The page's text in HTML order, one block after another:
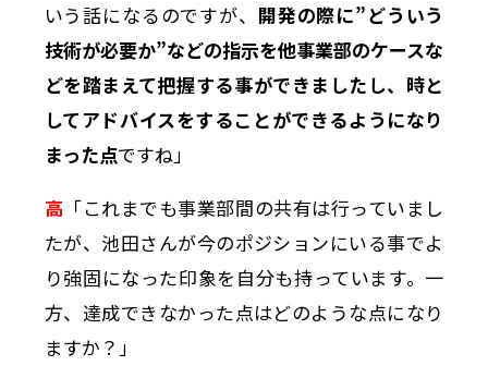
いう話になるのですが、 開発の際に”どういう
技術が必要か”などの指示を他事業部のケースな
どを踏まえて把握する事ができましたし、時と
してアドバイスをすることができるようになり
まった点ですね」
高 「これまでも事業部間の共有は行っていまし
たが、池田さんが今のポジションにいる事でよ
り強固になった印象を自分も持っています。一
方、達成できなかった点はどのような点になり
ますか？」